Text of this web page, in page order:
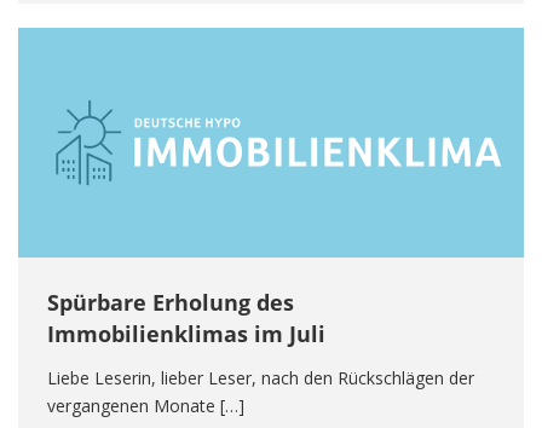
Spürbare Erholung des
Immobilienklimas im Juli
Liebe Leserin, lieber Leser, nach den Rückschlägen der
vergangenen Monate […]